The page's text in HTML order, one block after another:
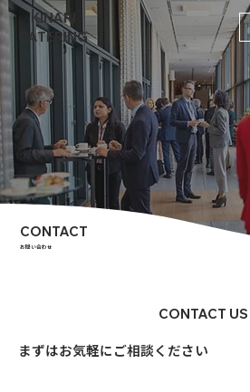
KINARI
CATERING
CONTACT
お問い合わせ
CONTACT US
まずはお気軽にご相談ください